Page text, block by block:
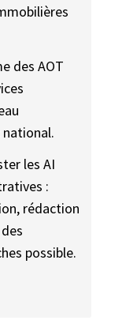
des AOT
les AI
:
rédaction
possible.